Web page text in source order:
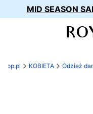
MID SEASON
KOBIETA Odzież